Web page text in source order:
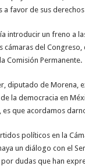
favor de sus
introducir un freno a
del Congreso,
Comisión Permanente.
diputado de Morena,
la democracia en
que acordamos
políticos en la
un diálogo con el
dudas que han